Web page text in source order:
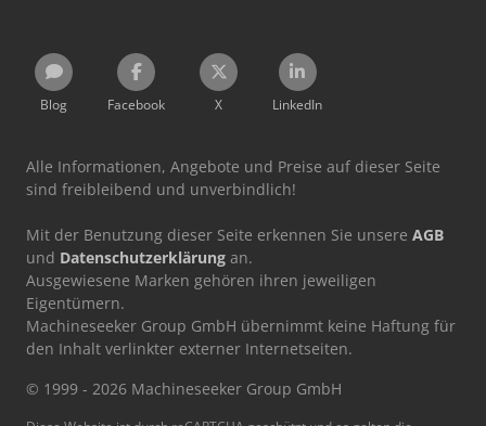
Blog Facebook X LinkedIn
Alle Informationen, Angebote und Preise auf dieser Seite
sind freibleibend und unverbindlich!
Mit der Benutzung dieser Seite erkennen Sie unsere AGB
und Datenschutzerklärung an.
Ausgewiesene Marken gehören ihren jeweiligen
Eigentümern.
Machineseeker Group GmbH übernimmt keine Haftung für
den Inhalt verlinkter externer Internetseiten.
© 1999 - 2026 Machineseeker Group GmbH